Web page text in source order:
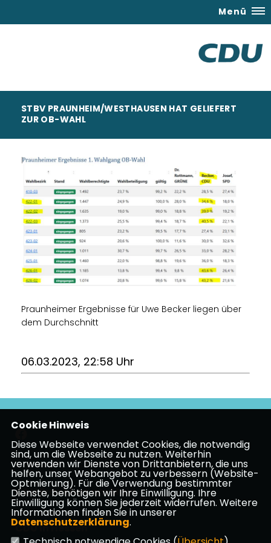
Menü
STBV PRAUNHEIM/WESTHAUSEN HAT GELIEFERT
ZUR OB-WAHL
Praunheimer Ergebnisse für Uwe Becker liegen über
dem Durchschnitt
06.03.2023, 22:58 Uhr
Impressum Datenschutz Kontakt
CDU Frankfurt am Main
CDU in Hessen
Cookie Hinweis
Diese Webseite verwendet Cookies, die notwendig
sind, um die Webseite zu nutzen. Weiterhin
verwenden wir Dienste von Drittanbietern, die uns
helfen, unser Webangebot zu verbessern (Website-
Optmierung). Für die Verwendung bestimmter
Dienste, benötigen wir Ihre Einwilligung. Ihre
Einwilligung können Sie jederzeit widerrufen. Weitere
Informationen finden Sie in unserer
Datenschutzerklärung.